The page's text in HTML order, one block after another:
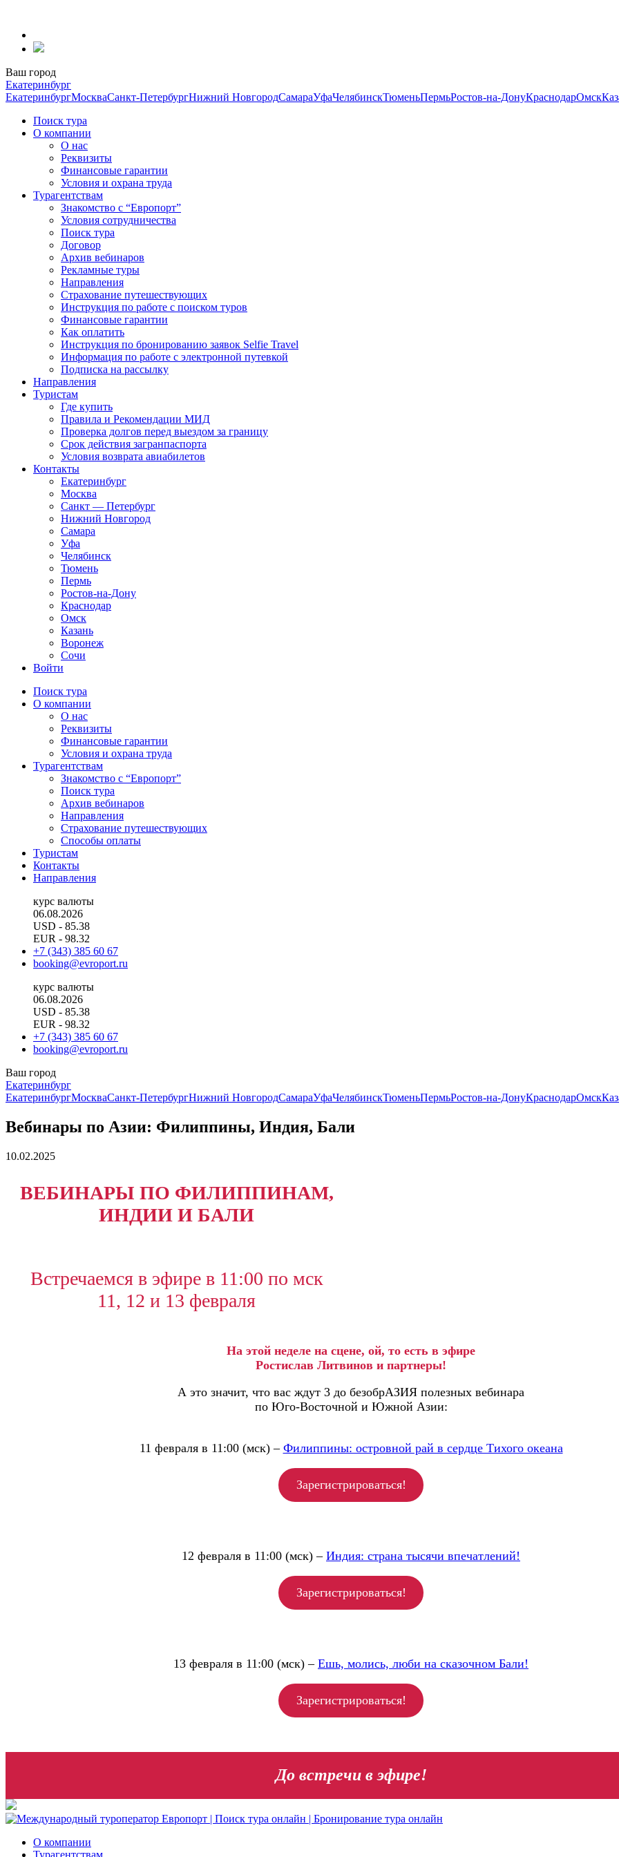
содержанию
Ваш город
Екатеринбург
ЕкатеринбургМоскваСанкт-ПетербургНижний НовгородСамараУфаЧелябинскТюменьПермьРостов-на-ДонуКраснодарОмск
Поиск тура
О компании
О нас
Реквизиты
Финансовые гарантии
Условия и охрана труда
Турагентствам
Знакомство с “Европорт”
Условия сотрудничества
Поиск тура
Договор
Архив вебинаров
Рекламные туры
Направления
Страхование путешествующих
Инструкция по работе с поиском туров
Финансовые гарантии
Как оплатить
Инструкция по бронированию заявок Selfie Travel
Информация по работе с электронной путевкой
Подписка на рассылку
Направления
Туристам
Где купить
Правила и Рекомендации МИД
Проверка долгов перед выездом за границу
Срок действия загранпаспорта
Условия возврата авиабилетов
Контакты
Екатеринбург
Москва
Санкт — Петербург
Нижний Новгород
Самара
Уфа
Челябинск
Тюмень
Пермь
Ростов-на-Дону
Краснодар
Омск
Казань
Воронеж
Сочи
Войти
Поиск тура
О компании
О нас
Реквизиты
Финансовые гарантии
Условия и охрана труда
Турагентствам
Знакомство с “Европорт”
Поиск тура
Архив вебинаров
Направления
Страхование путешествующих
Способы оплаты
Туристам
Контакты
Направления
курс валюты
06.08.2026
USD - 85.38
EUR - 98.32
+7 (343) 385 60 67
booking@evroport.ru
курс валюты
06.08.2026
USD - 85.38
EUR - 98.32
+7 (343) 385 60 67
booking@evroport.ru
Ваш город
Екатеринбург
ЕкатеринбургМоскваСанкт-ПетербургНижний НовгородСамараУфаЧелябинскТюменьПермьРостов-на-ДонуКраснодарОмск
Вебинары по Азии: Филиппины, Индия, Бали
10.02.2025
ВЕБИНАРЫ ПО ФИЛИППИНАМ,
ИНДИИ И БАЛИ
Встречаемся в эфире в 11:00 по мск
11, 12 и 13 февраля
На этой неделе на сцене, ой, то есть в эфире
Ростислав Литвинов и партнеры!
А это значит, что вас ждут 3 до безобрАЗИЯ полезных вебинара
по Юго-Восточной и Южной Азии:
11 февраля в 11:00 (мск) – Филиппины: островной рай в сердце Тихого океана
Зарегистрироваться!
12 февраля в 11:00 (мск) – Индия: страна тысячи впечатлений!
Зарегистрироваться!
13 февраля в 11:00 (мск) – Ешь, молись, люби на сказочном Бали!
Зарегистрироваться!
До встречи в эфире!
О компании
Турагентствам